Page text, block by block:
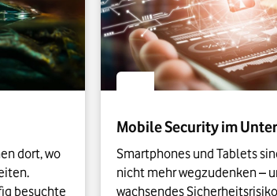
dort, wo
besuchte
Mobile Security im
Smartphones und Tablets
nicht mehr wegzudenken –
wachsendes